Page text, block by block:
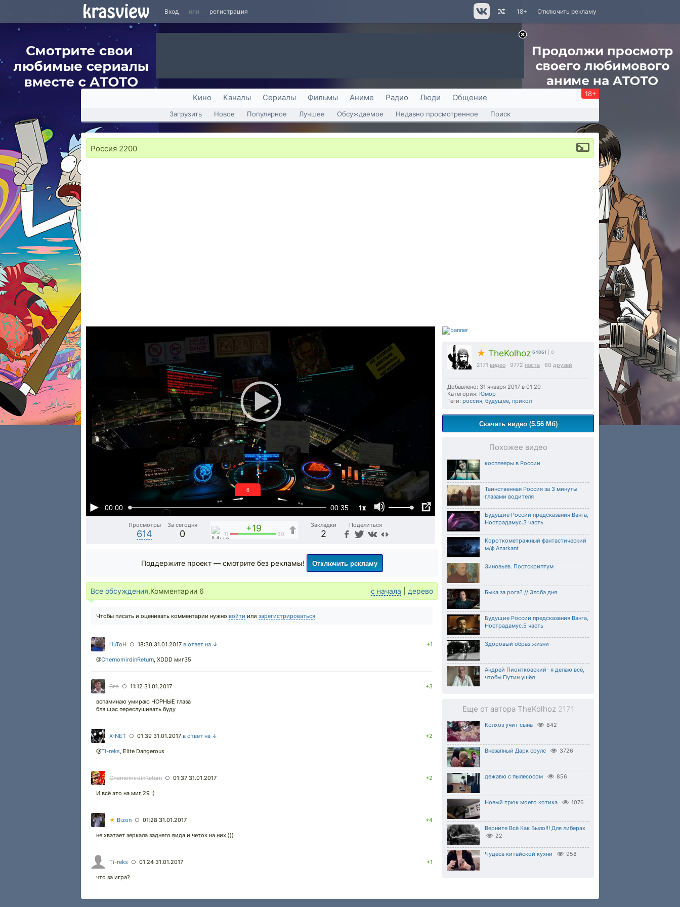
Вход или регистрация Отключить рекламу
18+
Кино Каналы Сериалы Фильмы Аниме Радио Люди Общение 18+
Загрузить Новое Популярное Лучшее Обсуждаемое Недавно просмотренное Поиск
Россия 2200
00:00 00:35 1x
5
Просмотры
614
За сегодня
0
+19
11 30
Закладки
2
Поделиться
★ TheKolhoz 64061 | 0
2171 видео 9772 поста 60 друзей
Добавлено: 31 января 2017 в 01:20
Категория: Юмор
Теги: россия, будущее, прикол
Скачать видео (5.56 Мб)
Похожее видео
косплееры в России
Таинственная Россия за 3 минуты
глазами водителя
Будущие России предсказания Ванга,
Нострадамус.3 часть
Короткометражный фантастический
м/ф Azarkant
Зиновьев. Постскриптум
Быка за рога? // Злоба дня
Будущие России,предсказания Ванга,
Нострадамус.5 часть
Здоровый образ жизни
Андрей Пионтковский- я делаю всё,
чтобы Путин ушёл
Еще от автора TheKolhoz 2171
Колхоз учит сына 842
Внезапный Дарк соулс 3726
дежавю с пылесосом 856
Новый трюк моего котика 1076
Верните Всё Как Было!!! Для либерах
22
Чудеса китайской кухни 958
Поддержите проект — смотрите без рекламы! Отключить рекламу
Все обсуждения.Комментарии 6 с начала дерево
Чтобы писать и оценивать комментарии нужно войти или зарегистрироваться
i1uToH ○ 18:30 31.01.2017 в ответ на ↓ +1
@ChernomirdinReturn, XDDD миг35
Вго ○ 11:12 31.01.2017 +3
вспаминаю умираю ЧОРНЫЕ глаза
бля щас переслушивать буду
X-NET ○ 01:39 31.01.2017 в ответ на ↓ +2
@Ti-reks, Elite Dangerous
ChernomirdinReturn ○ 01:37 31.01.2017 +2
И всё это на миг 29 :)
★ Bizon ○ 01:28 31.01.2017 +4
не хватает зеркала заднего вида и четок на них )))
Ti-reks ○ 01:24 31.01.2017 +1
что за игра?